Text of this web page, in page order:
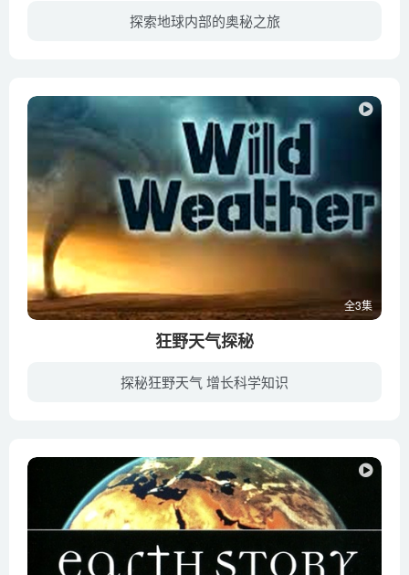
探索地球内部的奥秘之旅
全3集
狂野天气探秘
探秘狂野天气 增长科学知识